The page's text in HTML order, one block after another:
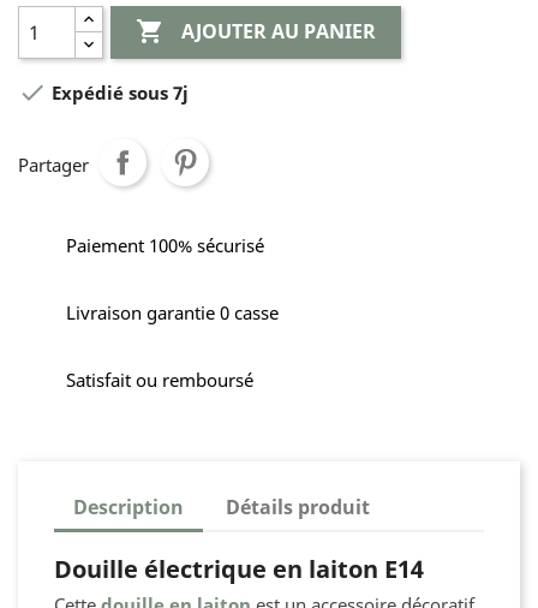
 AJOUTER AU PANIER
 Expédié sous 7j
Partager
Paiement 100% sécurisé
Livraison garantie 0 casse
Satisfait ou remboursé
Description Détails produit
Douille électrique en laiton E14